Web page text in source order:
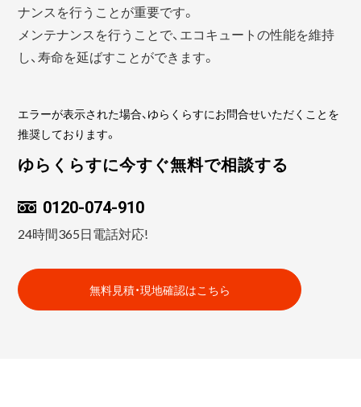
ナンスを行うことが重要です。
メンテナンスを行うことで、エコキュートの性能を維持
し、寿命を延ばすことができます。
エラーが表示された場合、ゆらくらすにお問合せいただくことを
推奨しております。
ゆらくらすに今すぐ無料で相談する
0120-074-910
24時間365日電話対応!
無料見積・現地確認はこちら